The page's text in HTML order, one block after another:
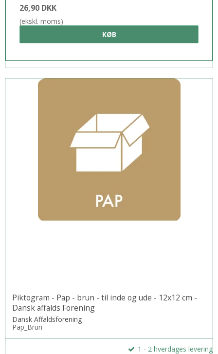
26,90 DKK
(ekskl. moms)
KØB
Piktogram - Pap - brun - til inde og ude - 12x12 cm -
Dansk affalds Forening
Dansk Affaldsforening
Pap_Brun
1 - 2 hverdages levering